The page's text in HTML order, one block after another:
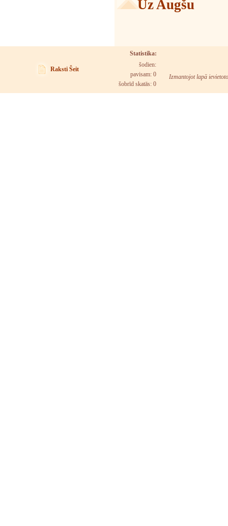
Uz Augšu
Raksti Šeit
Statistika:
šodien:
pavisam: 0
šobrīd skatās: 0
Izmantojot lapā